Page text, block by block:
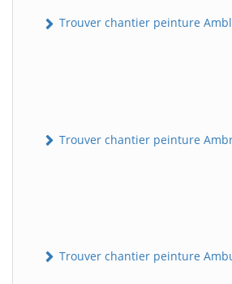
Trouver chantier peinture
Trouver chantier peinture
Trouver chantier peinture